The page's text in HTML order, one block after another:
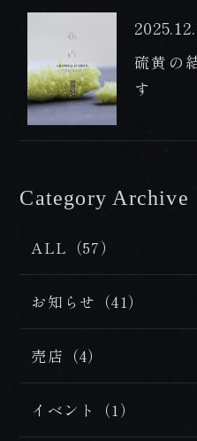
PREMIUM
FLOOR
プレミアムフロア
HOT SPRING
温泉
DISHES
お料理
tel.0957-
【お問合せ受付時間】
月～金 9:00～18:00 / 土
硫黄の
す
Category Archive
ALL（57）
お知らせ（41）
売店（4）
イベント（1）